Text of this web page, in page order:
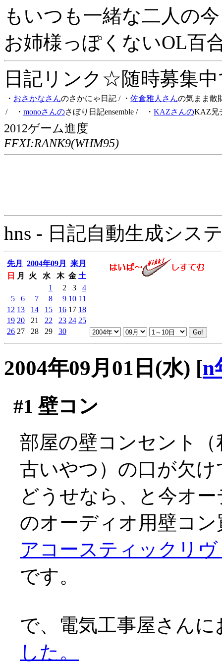
もいつも一緒な二人の
お姉様っぽくないOL百
日記リンク☆随時募集
・ おさかなさんのさかにゃ日記 / ・ 佐倉雅人さんの気まま散
/ ・ monoさんのさぼり日記ensemble / ・ KAZさんのKAZ兄
2012ゲーム進度
FFXI:RANK9(WHM95)
hns - 日記自動生成シス
先月 2004年09月
来月
日
月 火 水 木 金 土
1
2 3
4
5
6 7 8 9 10 11
12 13 14 15 16 17 18
19 20 21 22 23 24 25
26 27 28 29 30
2004年09月01日(水) [n
#1 壁コン
部屋の壁コンセント
古いやつ）の口が欠
どうせなら、と今オ
のオーディオ用壁コ
アコースティックリ
です。
で、電気工事屋さん
した。